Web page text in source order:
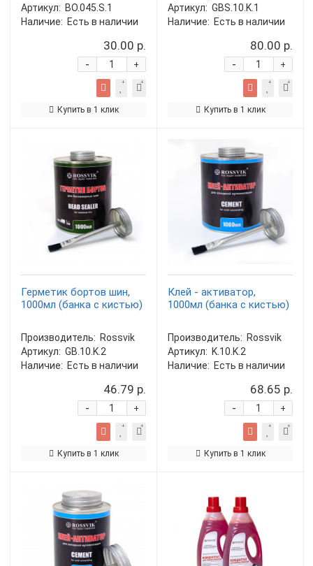
Артикул: BO.045.S.1
Наличие: Есть в наличии
30.00 р.
+
-
Купить в 1 клик
Артикул: GBS.10.K.1
Наличие: Есть в наличии
80.00 р.
+
-
Купить в 1 клик
Герметик бортов шин,
1000мл (банка с кистью)
Производитель: Rossvik
Артикул: GB.10.K.2
Наличие: Есть в наличии
46.79 р.
+
-
Купить в 1 клик
Клей - активатор,
1000мл (банка с кистью)
Производитель: Rossvik
Артикул: K.10.K.2
Наличие: Есть в наличии
68.65 р.
+
-
Купить в 1 клик